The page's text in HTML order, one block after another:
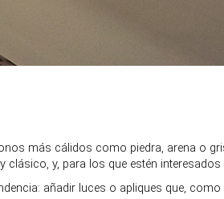
más cálidos como piedra, arena o
clásico, y, para los que estén
añadir luces o apliques que,